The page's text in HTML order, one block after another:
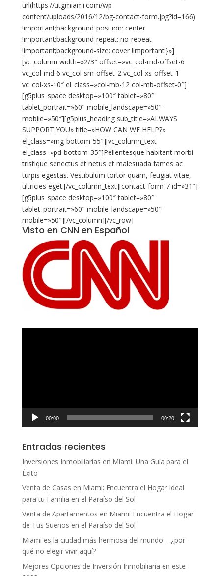
url(https://utgmiami.com/wp-
content/uploads/2016/12/bg-contact-form.jpg?id=166)
!important;background-position: center
!important;background-repeat: no-repeat
!important;background-size: cover !important;}»]
[vc_column width=»2/3″ offset=»vc_col-md-offset-6
vc_col-md-6 vc_col-sm-offset-2 vc_col-xs-offset-1
vc_col-xs-10″ el_class=»col-mb-12 col-mb-offset-0″]
[g5plus_space desktop=»100″ tablet=»80″
tablet_portrait=»60″ mobile_landscape=»50″
mobile=»50″][g5plus_heading sub_title=»ALWAYS
SUPPORT YOU» title=»HOW CAN WE HELP?»
el_class=»mg-bottom-55″][vc_column_text
el_class=»pd-bottom-35″]Pellentesque habitant morbi
tristique senectus et netus et malesuada fames ac
turpis egestas. Vestibulum tortor quam, feugiat vitae,
ultricies eget.[/vc_column_text][contact-form-7 id=»31″]
[g5plus_space desktop=»100″ tablet=»80″
tablet_portrait=»60″ mobile_landscape=»50″
mobile=»50″][/vc_column][/vc_row]
Visto en CNN en Español
00:00 00:20
Entradas recientes
Inversiones Inmobiliarias en Miami: Una Guía para el
Éxito
Venta de Casas en Miami: Encuentra el Hogar Ideal
para tu Familia en el Paraíso del Sol
Venta de Apartamentos en Miami: Encuentra el Hogar
de Tus Sueños en el Paraíso del Sol
Miami es la ciudad más hermosa del mundo – ¿por
qué no elegir vivir aquí?
Mejores Opciones de Inversión Inmobiliaria en este